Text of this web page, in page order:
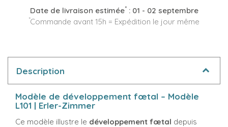
Date de livraison estimée*: 01 - 02 septembre
*Commande avant 15h = Expédition le jour même
Description
Modèle de développement fœtal – Modèle
L101 | Erler-Zimmer
Ce modèle illustre le développement fœtal depuis